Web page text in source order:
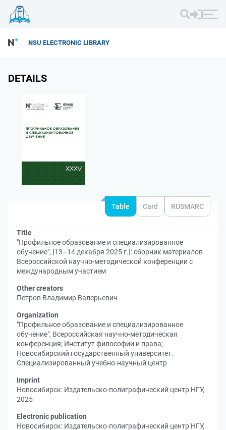
NSU ELECTRONIC LIBRARY
DETAILS
Table Card RUSMARC
Title
"Профильное образование и специализированное
обучение", [13–14 декабря 2025 г.]: сборник материалов
Всероссийской научно-методической конференции с
международным участием
Other creators
Петров Владимир Валерьевич
Organization
"Профильное образование и специализированное
обучение", Всероссийская научно-методическая
конференция; Институт философии и права;
Новосибирский государственный университет.
Специализированный учебно-научный центр
Imprint
Новосибирск: Издательско-полиграфический центр НГУ,
2025
Electronic publication
Новосибирск: Издательско-полиграфический центр НГУ,